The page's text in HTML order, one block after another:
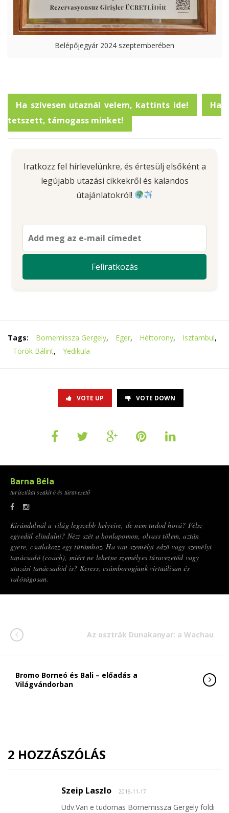
Belépőjegyár 2024 szeptemberében
Ha szívesen utaznál velem, kattints ide!
Ha
tetszett, támogass minket!
Iratkozz fel hírlevelünkre, és értesülj elsőként a
legújabb utazási cikkekről és kalandos
útajánlatokról!
Tags: Bornemissza Gergely, Eger, Héttorony, Isztambul,
Török Bálint, Yedikula
VOTE UP VOTE DOWN
Barna Béla
turisztikai szakíró és túravezető
Kirándulnál a világ legszebb helyeire, de nem tudod hová? Félsz
egyedül elindulni? Nézz szét a honlapomon, olvass tőlem, aztán
gyere, csatlakozz egy túrámhoz. Ha van személyi edző vagy személyi
tanácsadó (coach), miért ne lehetne személyes túravezetőd vagy
utazási tanácsadód is? Keress, csámborogjunk virtuálisan és
valóságosan.
Az osztrák Dunakanyar: a Wachau
Bromo Borneó és Bali – előadás a
Világvándorban
2 HOZZÁSZÓLÁS
Szeip Laszlo 2016-11-17
Udv.Van e tudomas Bornemissza Gergely foldi